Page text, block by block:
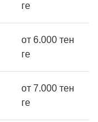
ге
от 6.000 тен
ге
от 7.000 тен
ге